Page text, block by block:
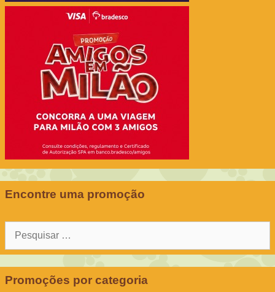
Encontre uma promoção
Pesquisar
Promoções por categoria